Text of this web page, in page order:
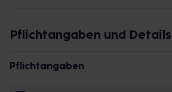
Pflichtangaben und Details
Pflichtangaben